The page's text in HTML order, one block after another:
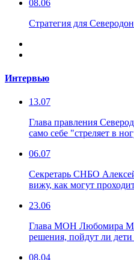
08.06
Стратегия для
Интервью
13.07
Глава правления
само себе "стреляет в
06.07
Секретарь СНБО
вижу, как могут
23.06
Глава МОН Любомира
решения, пойдут ли
08.04